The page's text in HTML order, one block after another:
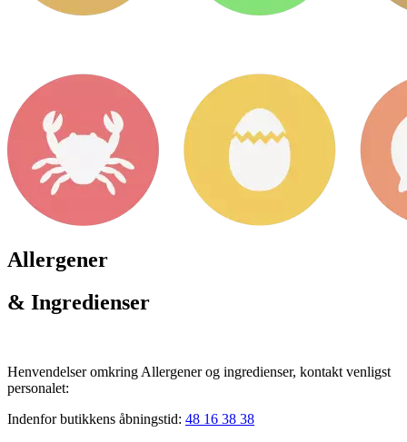
Allergener
& Ingredienser
Henvendelser omkring Allergener og ingredienser, kontakt venligst
personalet:
Indenfor butikkens åbningstid: 48 16 38 38